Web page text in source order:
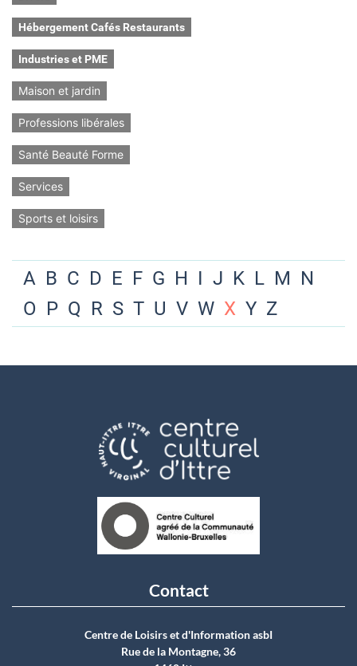
Hébergement Cafés Restaurants
Industries et PME
Maison et jardin
Professions libérales
Santé Beauté Forme
Services
Sports et loisirs
A B C D E F G H I J K L M N
O P Q R S T U V W X Y Z
Contact
Centre de Loisirs et d'Information asbI
Rue de la Montagne, 36